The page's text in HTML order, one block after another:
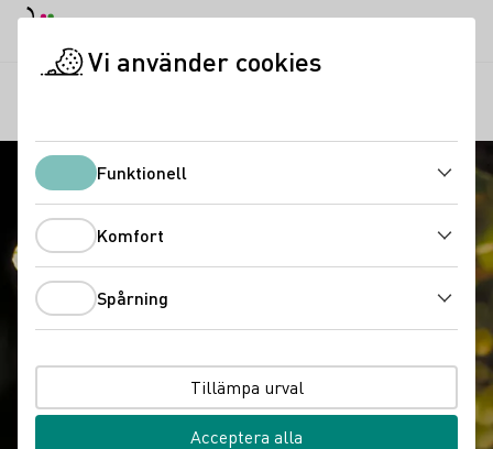
Vi använder cookies
FunktionellFunktionell
Komfort
Spårning
Tillämpa urval
Acceptera alla